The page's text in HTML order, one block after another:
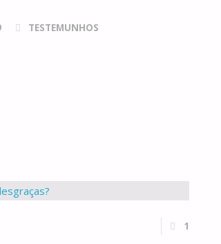
TESTEMUNHOS
1